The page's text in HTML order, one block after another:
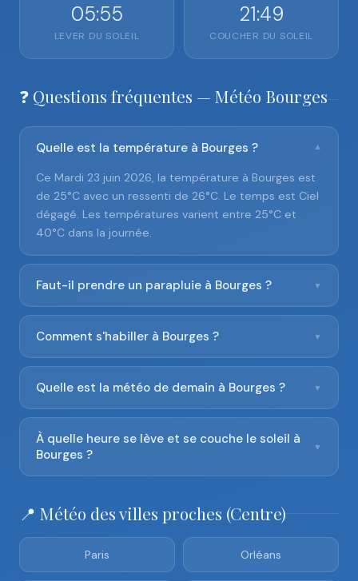
05:55
LEVER DU SOLEIL
21:49
COUCHER DU SOLEIL
❓ Questions fréquentes — Météo Bourges
Quelle est la température à Bourges ? ▼
Ce Mardi 23 juin 2026, la température à Bourges est
de 25°C avec un ressenti de 26°C. Le temps est Ciel
dégagé. Les températures varient entre 25°C et
40°C dans la journée.
Faut-il prendre un parapluie à Bourges ? ▼
Comment s'habiller à Bourges ? ▼
Quelle est la météo de demain à Bourges ? ▼
À quelle heure se lève et se couche le soleil à
Bourges ?
▼
📍 Météo des villes proches (Centre)
Paris Orléans